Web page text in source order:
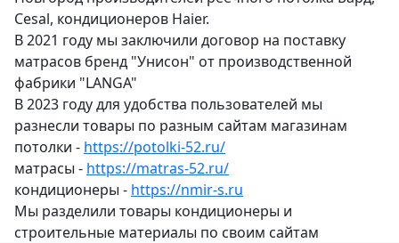
Cesal, кондиционеров Haier.
В 2021 году мы заключили договор на поставку
матрасов бренд "Унисон" от производственной
фабрики "LANGA"
В 2023 году для удобства пользователей мы
разнесли товары по разным сайтам магазинам
потолки - https://potolki-52.ru/
матрасы - https://matras-52.ru/
кондиционеры - https://nmir-s.ru
Мы разделили товары кондиционеры и
строительные материалы по своим сайтам